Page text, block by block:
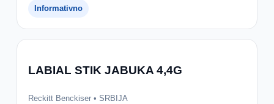
Informativno
LABIAL STIK JABUKA 4,4G
Reckitt Benckiser • SRBIJA